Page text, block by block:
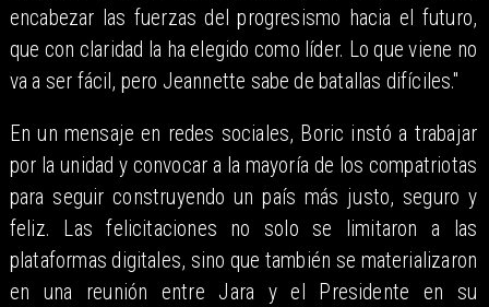
encabezar las fuerzas del progresismo hacia el futuro,
que con claridad la ha elegido como líder. Lo que viene no
va a ser fácil, pero Jeannette sabe de batallas difíciles."
En un mensaje en redes sociales, Boric instó a trabajar
por la unidad y convocar a la mayoría de los compatriotas
para seguir construyendo un país más justo, seguro y
feliz. Las felicitaciones no solo se limitaron a las
plataformas digitales, sino que también se materializaron
en una reunión entre Jara y el Presidente en su